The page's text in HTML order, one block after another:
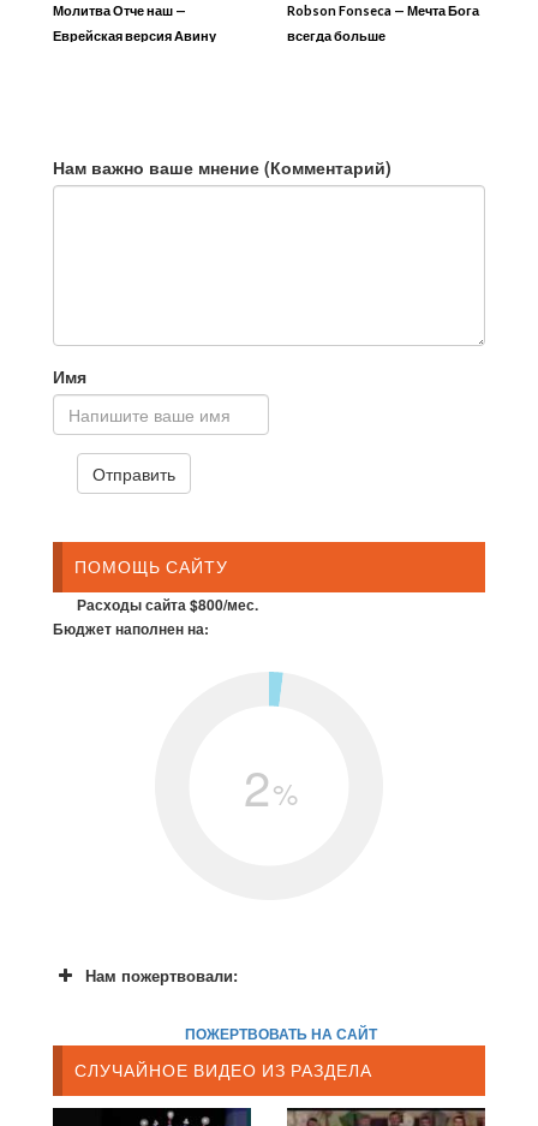
Молитва Отче наш —
Еврейская версия Авину
Robson Fonseca — Мечта Бога
всегда больше
Нам важно ваше мнение (Комментарий)
Имя
ПОМОЩЬ САЙТУ
Расходы сайта $800/мес.
Бюджет наполнен на:
2%
Нам пожертвовали:
ПОЖЕРТВОВАТЬ НА САЙТ
СЛУЧАЙНОЕ ВИДЕО ИЗ РАЗДЕЛА